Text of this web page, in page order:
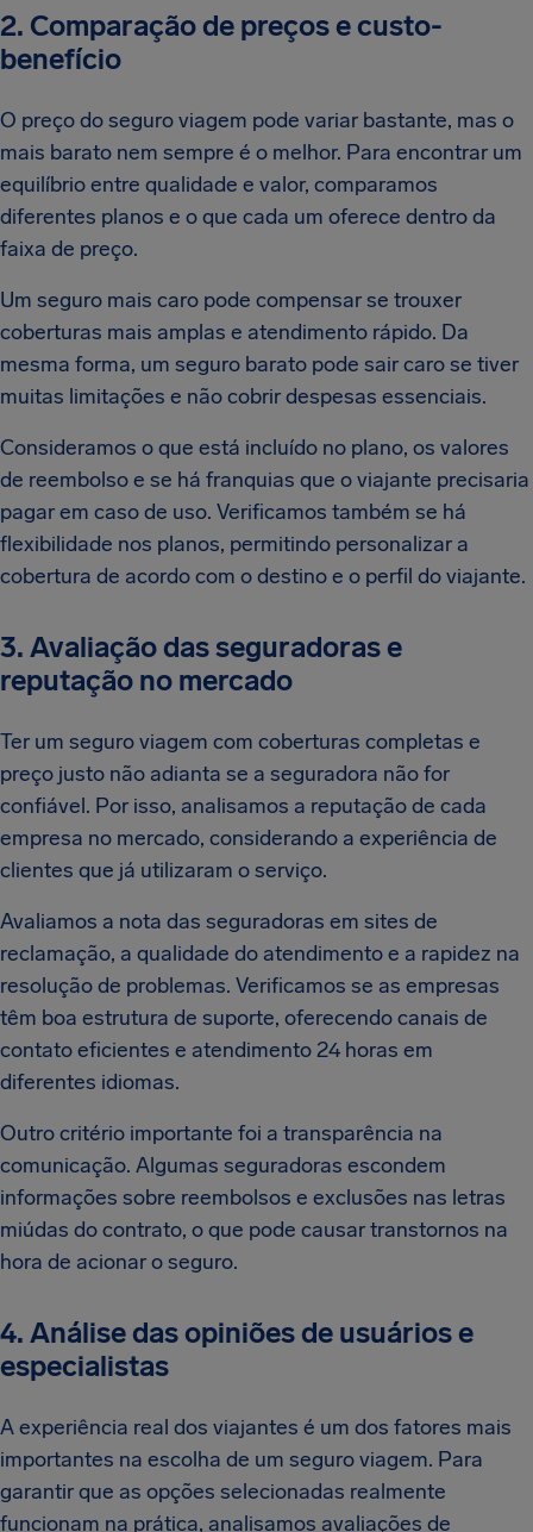
2. Comparação de preços e custo-
benefício
O preço do seguro viagem pode variar bastante, mas o
mais barato nem sempre é o melhor. Para encontrar um
equilíbrio entre qualidade e valor, comparamos
diferentes planos e o que cada um oferece dentro da
faixa de preço.
Um seguro mais caro pode compensar se trouxer
coberturas mais amplas e atendimento rápido. Da
mesma forma, um seguro barato pode sair caro se tiver
muitas limitações e não cobrir despesas essenciais.
Consideramos o que está incluído no plano, os valores
de reembolso e se há franquias que o viajante precisaria
pagar em caso de uso. Verificamos também se há
flexibilidade nos planos, permitindo personalizar a
cobertura de acordo com o destino e o perfil do viajante.
3. Avaliação das seguradoras e
reputação no mercado
Ter um seguro viagem com coberturas completas e
preço justo não adianta se a seguradora não for
confiável. Por isso, analisamos a reputação de cada
empresa no mercado, considerando a experiência de
clientes que já utilizaram o serviço.
Avaliamos a nota das seguradoras em sites de
reclamação, a qualidade do atendimento e a rapidez na
resolução de problemas. Verificamos se as empresas
têm boa estrutura de suporte, oferecendo canais de
contato eficientes e atendimento 24 horas em
diferentes idiomas.
Outro critério importante foi a transparência na
comunicação. Algumas seguradoras escondem
informações sobre reembolsos e exclusões nas letras
miúdas do contrato, o que pode causar transtornos na
hora de acionar o seguro.
4. Análise das opiniões de usuários e
especialistas
A experiência real dos viajantes é um dos fatores mais
importantes na escolha de um seguro viagem. Para
garantir que as opções selecionadas realmente
funcionam na prática, analisamos avaliações de